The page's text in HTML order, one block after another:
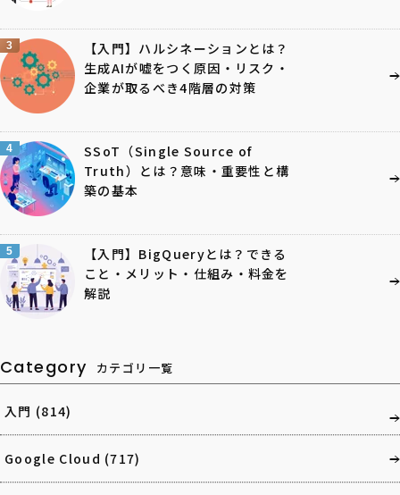
3
【入門】ハルシネーションとは？
生成AIが嘘をつく原因・リスク・
企業が取るべき4階層の対策
4
SSoT（Single Source of
Truth）とは？意味・重要性と構
築の基本
5
【入門】BigQueryとは？できる
こと・メリット・仕組み・料金を
解説
Category カテゴリ一覧
入門 (814)
Google Cloud (717)